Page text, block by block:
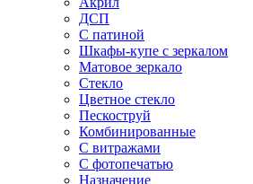
ДСП
С патиной
Шкафы-купе с зеркалом
Матовое зеркало
Стекло
Цветное стекло
Пескоструй
Комбинированные
С витражами
С фотопечатью
Назначение